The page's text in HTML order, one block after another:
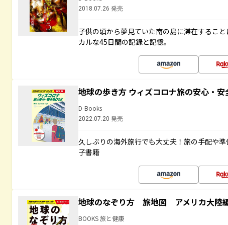
2018.07.26 発売
子供の頃から夢見ていた南の島に滞在するこ
カルな45日間の記録と記憶。
地球の歩き方 ウィズコロナ旅の安心・安
D-Books
2022.07.20 発売
久しぶりの海外旅行でも大丈夫！旅の手配や
子書籍
地球のなぞり方 旅地図 アメリカ大陸
BOOKS 旅と健康